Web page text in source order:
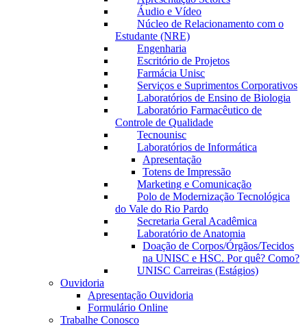
Áudio e Vídeo
Núcleo de Relacionamento com o
Estudante (NRE)
Engenharia
Escritório de Projetos
Farmácia Unisc
Serviços e Suprimentos Corporativos
Laboratórios de Ensino de Biologia
Laboratório Farmacêutico de
Controle de Qualidade
Tecnounisc
Laboratórios de Informática
Apresentação
Totens de Impressão
Marketing e Comunicação
Polo de Modernização Tecnológica
do Vale do Rio Pardo
Secretaria Geral Acadêmica
Laboratório de Anatomia
Doação de Corpos/Órgãos/Tecidos
na UNISC e HSC. Por quê? Como?
UNISC Carreiras (Estágios)
Ouvidoria
Apresentação Ouvidoria
Formulário Online
Trabalhe Conosco